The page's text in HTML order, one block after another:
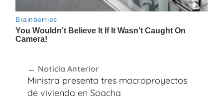
de
entradas
Noticia Anterior
Ministra presenta tres macroproyectos
de vivienda en Soacha